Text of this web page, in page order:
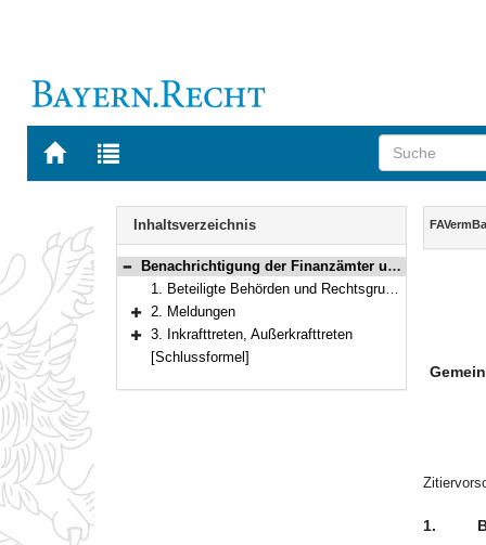
Zur
BAYERN.RECHT
Zur
letzten
Navigation
Inhaltsverzeichnis
Bereich reduzieren
Benachrichtigung der Finanzämter und der unteren Vermessungsbehörden von Bauvorhaben
1. Beteiligte Behörden und Rechtsgrundlagen
Bereich erweitern
2. Meldungen
Bereich erweitern
3. Inkrafttreten, Außerkrafttreten
[Schlussformel]
Inhalt
1.